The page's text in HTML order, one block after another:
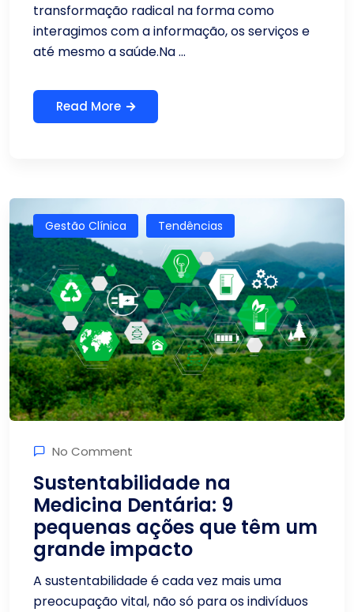
transformação radical na forma como
interagimos com a informação, os serviços e
até mesmo a saúde.Na ...
Read More
Gestão Clínica Tendências
No Comment
Sustentabilidade na
Medicina Dentária: 9
pequenas ações que têm um
grande impacto
A sustentabilidade é cada vez mais uma
preocupação vital, não só para os indivíduos